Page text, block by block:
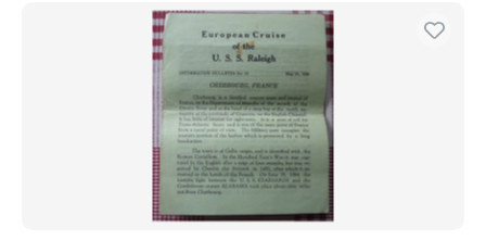
Sólo con descuento
PayPal
Transferencia bancaria
Mastercard
Bancontact